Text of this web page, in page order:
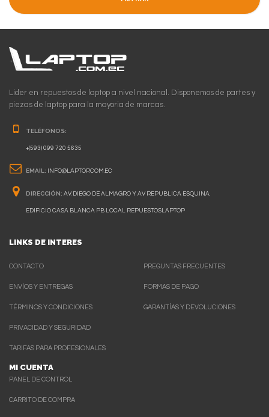
Lider en repuestos de laptop a nivel nacional. Disponemos de partes y
piezas de laptop para la mayoria de marcas.
TELÉFONOS:
+(593) 099 720 5635
EMAIL: INFO@LAPTOP.COM.EC
DIRECCIÓN: AV. DIEGO DE ALMAGRO Y AV REPUBLICA ESQUINA.
EDIFICIO CASA BLANCA PB LOCAL REPUESTOSLAPTOP
LINKS DE INTERES
CONTACTO
ENVÍOS Y ENTREGAS
TÉRMINOS Y CONDICIONES
PRIVACIDAD Y SEGURIDAD
TARIFAS PARA PROFESIONALES
MI CUENTA
PANEL DE CONTROL
CARRITO DE COMPRA
PREGUNTAS FRECUENTES
FORMAS DE PAGO
GARANTÍAS Y DEVOLUCIONES